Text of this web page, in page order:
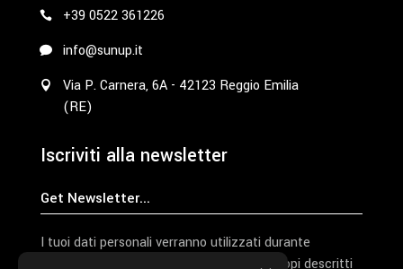
+39 0522 361226
info@sunup.it
Via P. Carnera, 6A - 42123 Reggio Emilia
(RE)
Iscriviti alla newsletter
I tuoi dati personali verranno utilizzati durante
l'elaborazione della richiesta e per altri scopi descritti